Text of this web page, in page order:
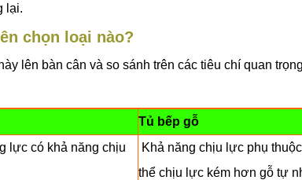
lại.
chọn loại nào?
lên bàn cân và so sánh trên các tiêu chí quan
Tủ bếp gỗ
lực có khả năng chịu
Khả năng chịu lực phụ
thể chịu lực kém hơn gỗ tự